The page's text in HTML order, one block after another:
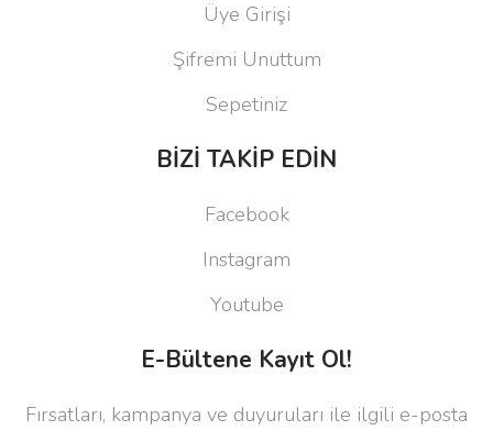
Üye Girişi
Şifremi Unuttum
Sepetiniz
BİZİ TAKİP EDİN
Facebook
Instagram
Youtube
E-Bültene Kayıt Ol!
Fırsatları, kampanya ve duyuruları ile ilgili e-posta